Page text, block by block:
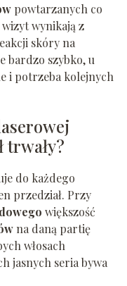
powtarzanych co
wynikają z
skóry na
bardzo szybko, u
i potrzeba kolejnych
trwały?
do każdego
przedział. Przy
większość
na daną partię
włosach
jasnych seria bywa